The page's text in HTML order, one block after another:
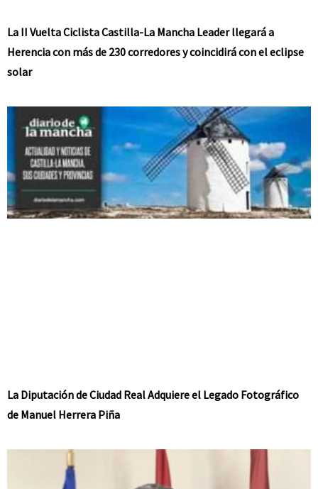
La II Vuelta Ciclista Castilla-La Mancha Leader llegará a
Herencia con más de 230 corredores y coincidirá con el eclipse
solar
La Diputación de Ciudad Real Adquiere el Legado Fotográfico
de Manuel Herrera Piña